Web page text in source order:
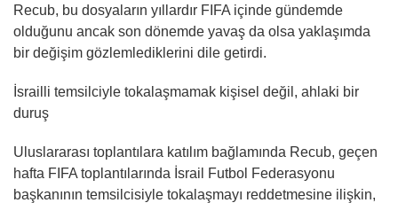
Recub, bu dosyaların yıllardır FIFA içinde gündemde
olduğunu ancak son dönemde yavaş da olsa yaklaşımda
bir değişim gözlemlediklerini dile getirdi.
İsrailli temsilciyle tokalaşmamak kişisel değil, ahlaki bir
duruş
Uluslararası toplantılara katılım bağlamında Recub, geçen
hafta FIFA toplantılarında İsrail Futbol Federasyonu
başkanının temsilcisiyle tokalaşmayı reddetmesine ilişkin,